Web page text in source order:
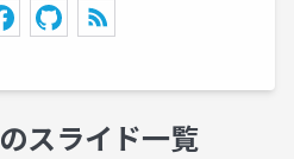
スライド一覧